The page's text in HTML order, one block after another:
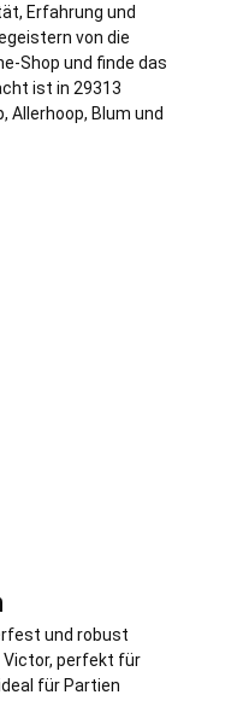
Erfahrung und
von die
Shop und finde das
ist in 29313
Allerhoop, Blum und
und robust
Victor, perfekt für
für Partien